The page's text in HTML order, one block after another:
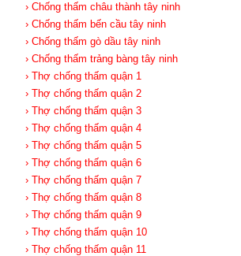
› Chống thấm châu thành tây ninh
› Chống thấm bến cầu tây ninh
› Chống thấm gò dầu tây ninh
› Chống thấm trảng bàng tây ninh
› Thợ chống thấm quận 1
› Thợ chống thấm quận 2
› Thợ chống thấm quận 3
› Thợ chống thấm quận 4
› Thợ chống thấm quận 5
› Thợ chống thấm quận 6
› Thợ chống thấm quận 7
› Thợ chống thấm quận 8
› Thợ chống thấm quận 9
› Thợ chống thấm quận 10
› Thợ chống thấm quận 11